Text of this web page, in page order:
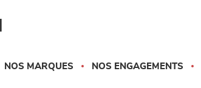
NOS MARQUES NOS ENGAGEMENTS